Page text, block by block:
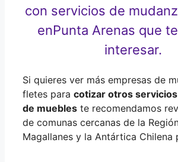
con servicios de
enPunta Arenas que
interesar.
Si quieres ver más empresas de
fletes para cotizar otros servicios
de muebles te recomendamos
de comunas cercanas de la
Magallanes y la Antártica Chilena